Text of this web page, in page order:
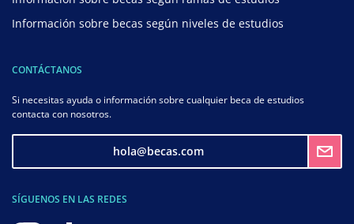
Información sobre becas según niveles de estudios
CONTÁCTANOS
Si necesitas ayuda o información sobre cualquier beca de estudios
contacta con nosotros.
hola@becas.com
SÍGUENOS EN LAS REDES